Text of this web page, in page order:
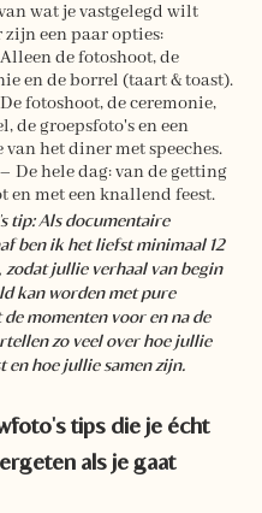
wat je vastgelegd wilt
een paar opties:
de fotoshoot, de
en de borrel (taart & toast).
fotoshoot, de ceremonie,
de groepsfoto's en een
van het diner met speeches.
De hele dag: van de getting
en met een knallend feest.
tip: Als documentaire
ben ik het liefst minimaal 12
zodat jullie verhaal van begin
kan worden met pure
de momenten voor en na de
zo veel over hoe jullie
en hoe jullie samen zijn.
tips die je écht
als je gaat